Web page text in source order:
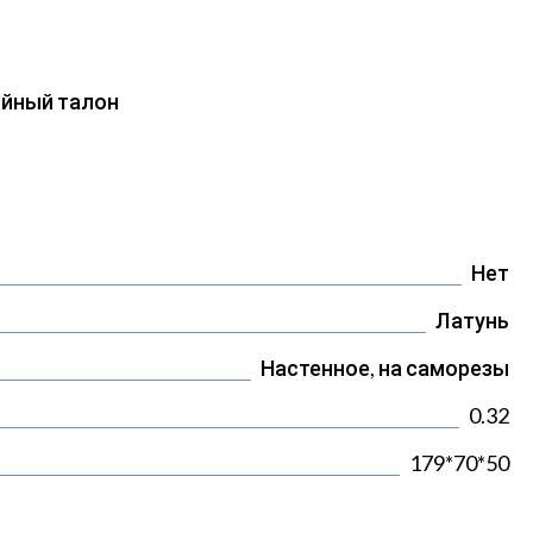
талон
Нет
Латунь
Настенное, на саморезы
0.32
179*70*50